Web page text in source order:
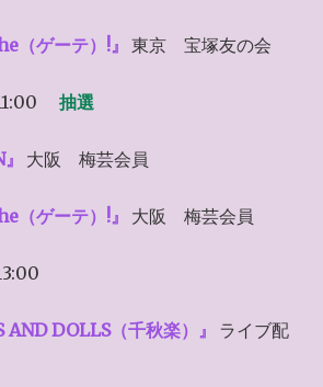
（ゲーテ）!』 東京 宝塚友の会
抽選
大阪 梅芸会員
（ゲーテ）!』 大阪 梅芸会員
AND DOLLS（千秋楽）』
ライブ配